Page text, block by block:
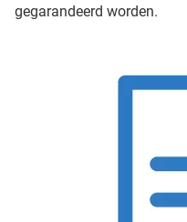
gegarandeerd worden.